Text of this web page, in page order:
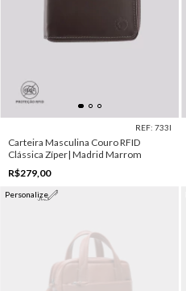
REF: 733I
Carteira Masculina Couro RFID
Clássica Zíper| Madrid Marrom
R$279,00
Personalize